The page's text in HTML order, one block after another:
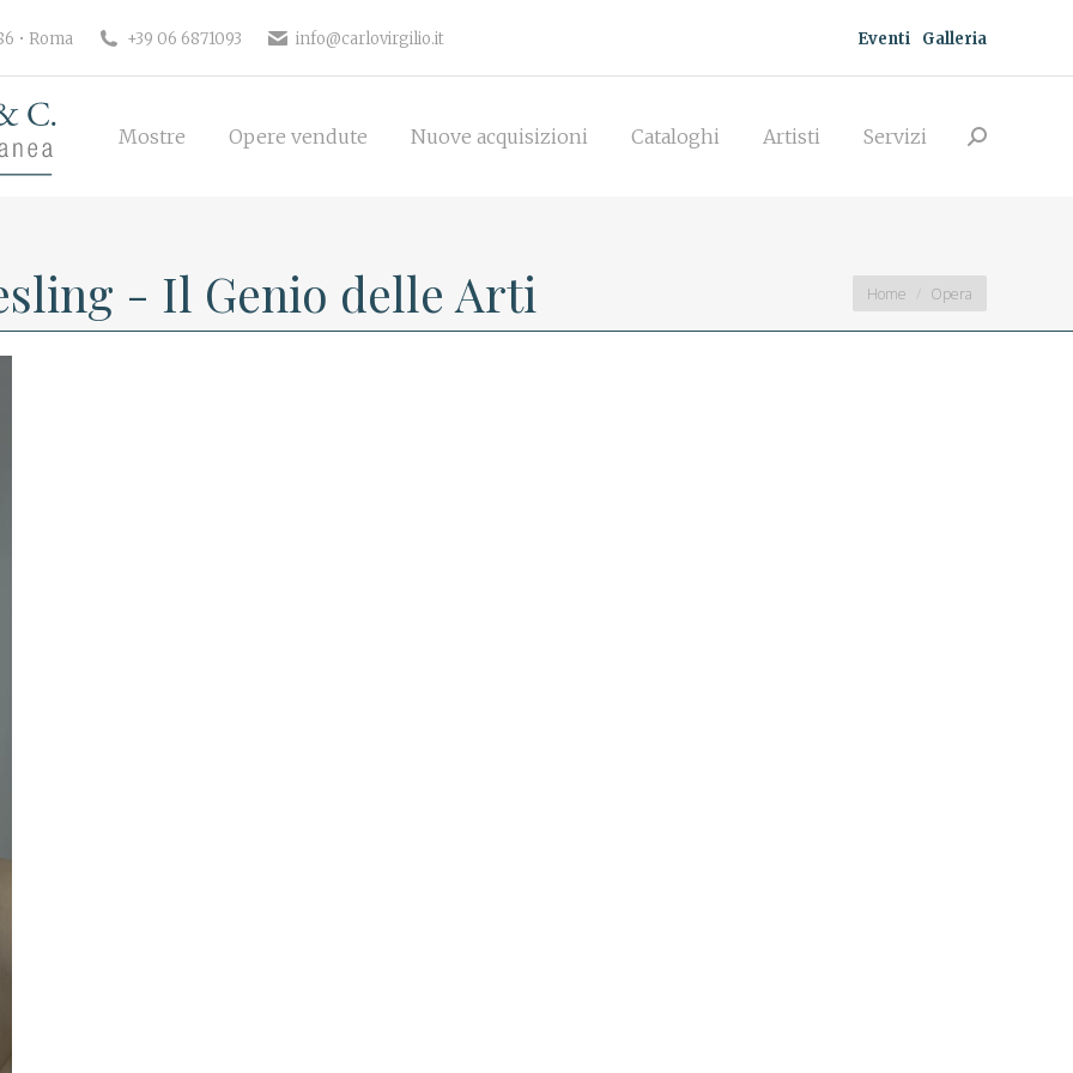
• Roma +39 06 6871093 info@carlovirgilio.it Eventi Galleria
Mostre Opere vendute Nuove acquisizioni Cataloghi Artisti Servizi Search:
- Il Genio delle Arti You are here:
Home Opera